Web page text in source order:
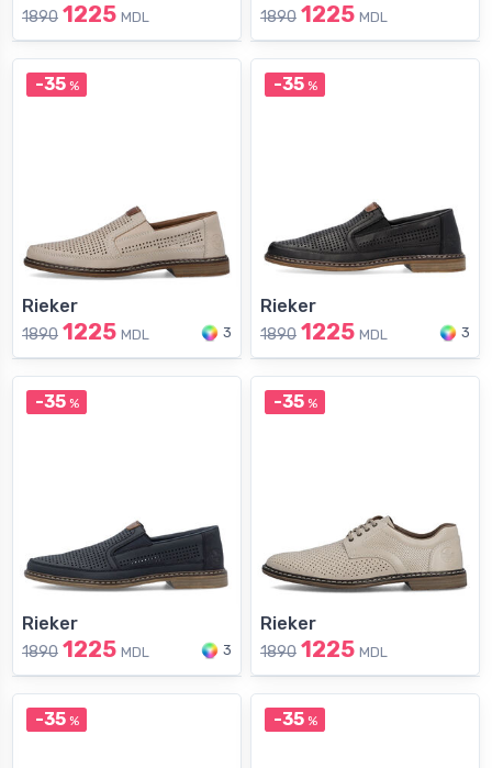
1890 1225 MDL 1890 1225 MDL
-35%
Rieker
1890 1225 MDL 3
-35%
Rieker
1890 1225 MDL 3
-35%
Rieker
1890 1225 MDL 3
-35%
Rieker
1890 1225 MDL
-35% -35%